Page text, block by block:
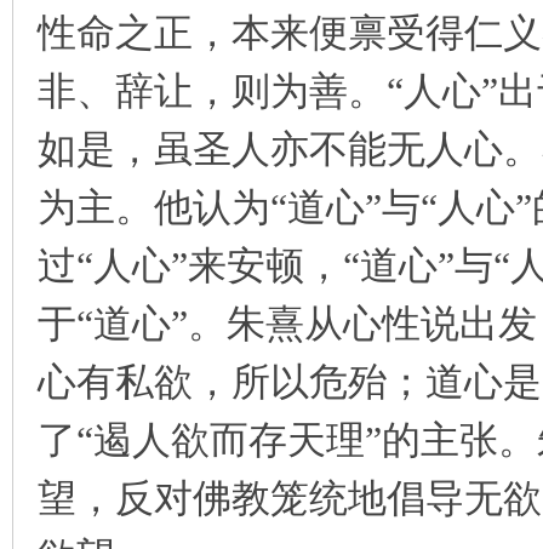
性命之正，本来便禀受得仁
非、辞让，则为善。“人心”
如是，虽圣人亦不能无人心
为主。他认为“道心”与“人心
过“人心”来安顿，“道心”与“
于“道心”。朱熹从心性说出
心有私欲，所以危殆；道心
了“遏人欲而存天理”的主张
望，反对佛教笼统地倡导无